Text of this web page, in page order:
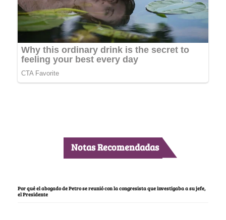
Notas Recomendadas
Por qué el abogado de Petro se reunió con la congresista que investigaba a su jefe,
el Presidente